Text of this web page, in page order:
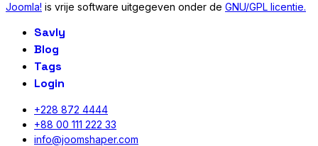
Joomla! is vrije software uitgegeven onder de GNU/GPL licentie.
Savly
Blog
Tags
Login
+228 872 4444
+88 00 111 222 33
info@joomshaper.com